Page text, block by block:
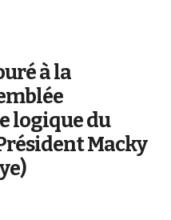
à la
logique du
Macky